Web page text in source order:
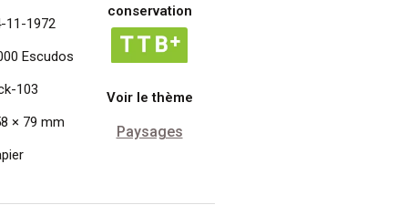
11-1972
Escudos
103
× 79 mm
conservation
Voir le thème
Paysages